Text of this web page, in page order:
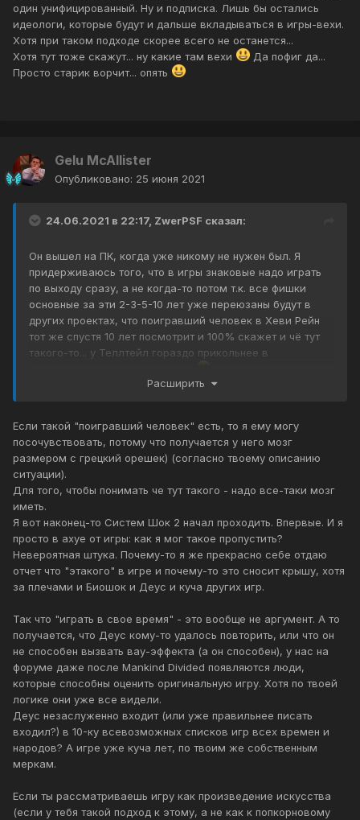
один унифицированный. Ну и подписка. Лишь бы остались
идеологи, которые будут и дальше вкладываться в игры-вехи.
Хотя при таком подходе скорее всего не останется...
Хотя тут тоже скажут... ну какие там вехи
Да пофиг да...
Просто старик ворчит... опять
Gelu McAllister
Опубликовано: 25 июня 2021
24.06.2021 в 22:17, ZwerPSF сказал:
Он вышел на ПК, когда уже никому не нужен был. Я
придерживаюсь того, что в игры знаковые надо играть
по выходу сразу, а не когда-то потом т.к. все фишки
основные за эти 2-3-5-10 лет уже переюзаны будут в
других проектах, что поигравший человек в Хеви Рейн
тот же спустя 10 лет посмотрит и 100% скажет и чё тут
такого-то... у Теллтейл гораздо прикольнее в
Расширить
Если такой "поигравший человек" есть, то я ему могу
посочувствовать, потому что получается у него мозг
размером с грецкий орешек) (согласно твоему описанию
ситуации).
Для того, чтобы понимать че тут такого - надо все-таки мозг
иметь.
Я вот наконец-то Систем Шок 2 начал проходить. Впервые. И я
просто в ахуе от игры: как я мог такое пропустить?
Невероятная штука. Почему-то я же прекрасно себе отдаю
отчет что "этакого" в игре и почему-то это сносит крышу, хотя
за плечами и Биошок и Деус и куча других игр.
Так что "играть в свое время" - это вообще не аргумент. А то
получается, что Деус кому-то удалось повторить, или что он
не способен вызвать вау-эффекта (а он способен), у нас на
форуме даже после Mankind Divided появляются люди,
которые способны оценить оригинальную игру. Хотя по твоей
логике они уже все видели.
Деус незаслуженно входит (или уже правильнее писать
входил?) в 10-ку всевозможных списков игр всех времен и
народов? А игре уже куча лет, по твоим же собственным
меркам.
Если ты рассматриваешь игру как произведение искусства
(если у тебя такой подход к этому, а не как к попкорновому